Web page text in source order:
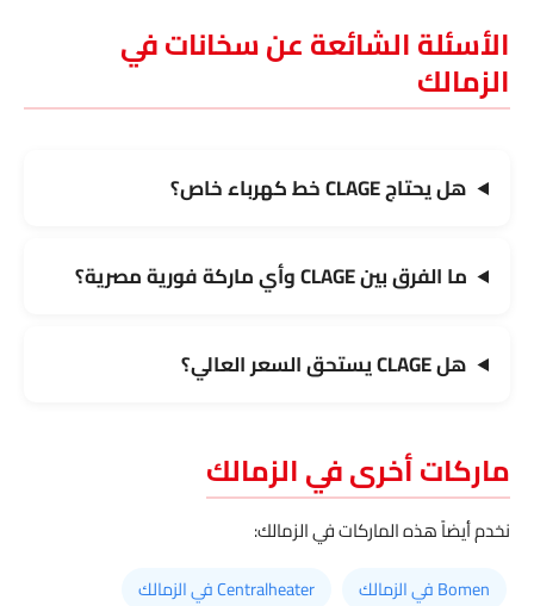
الأسئلة الشائعة عن سخانات في
الزمالك
هل يحتاج CLAGE خط كهرباء خاص؟
ما الفرق بين CLAGE وأي ماركة فورية مصرية؟
هل CLAGE يستحق السعر العالي؟
ماركات أخرى في الزمالك
نخدم أيضاً هذه الماركات في الزمالك:
Bomen في الزمالك
Centralheater في الزمالك